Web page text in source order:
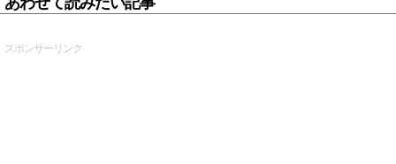
スポンサーリンク